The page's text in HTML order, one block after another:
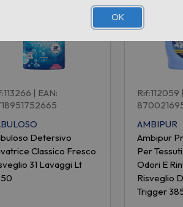
| EAN:
Detersivo
Classico Fresco
31 Lavaggi Lt
Rif:112059
AMBIPUR
Ambipur
Per
Odori E
Risveglio
Trigger
OK